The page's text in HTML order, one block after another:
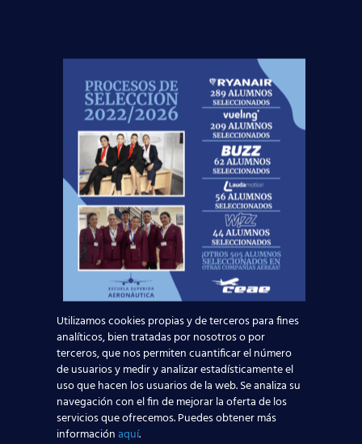
, de forma que
podamos formalizar tu inscripción de acceso en la
plataforma virtual Google Classroom.Antes de
formalizar tu inscripción es obligatorio disponer de
un correo electrónico de GMAIL con nombre y
apellidos reales del alumno (Si no tienes cuenta en
pincha aquí para su creación).
Posteriormente, te remitiremos un nuevo mail con la
fecha concreta de inicio, y con los datos necesarios
para empezar tu formación:
Ciudad:
Utilizamos cookies propias y de terceros para fines
analíticos, bien tratadas por nosotros o por
terceros, que nos permiten cuantificar el número
de usuarios y medir y analizar estadísticamente el
uso que hacen los usuarios de la web. Se analiza su
navegación con el fin de mejorar la oferta de los
servicios que ofrecemos. Puedes obtener más
informaciónaquí.